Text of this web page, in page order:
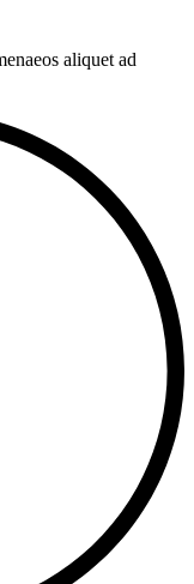
aliquet ad